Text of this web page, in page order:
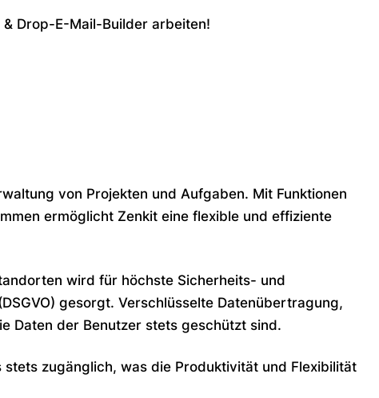
Drop-E-Mail-Builder arbeiten!
von Projekten und Aufgaben. Mit Funktionen
ermöglicht Zenkit eine flexible und effiziente
wird für höchste Sicherheits- und
gesorgt. Verschlüsselte Datenübertragung,
Daten der Benutzer stets geschützt sind.
zugänglich, was die Produktivität und Flexibilität